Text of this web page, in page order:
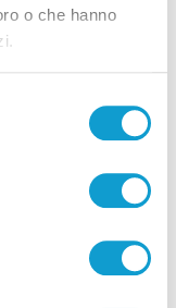
o che hanno